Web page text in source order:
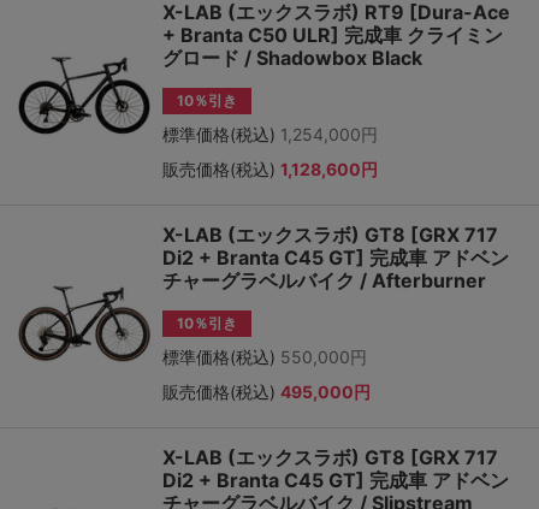
X-LAB (エックスラボ) RT9 [Dura-Ace
+ Branta C50 ULR] 完成車 クライミン
グロード / Shadowbox Black
10％引き
標準価格(税込) 1,254,000円
販売価格(税込) 1,128,600円
X-LAB (エックスラボ) GT8 [GRX 717
Di2 + Branta C45 GT] 完成車 アドベン
チャーグラベルバイク / Afterburner
10％引き
標準価格(税込) 550,000円
販売価格(税込) 495,000円
X-LAB (エックスラボ) GT8 [GRX 717
Di2 + Branta C45 GT] 完成車 アドベン
チャーグラベルバイク / Slipstream